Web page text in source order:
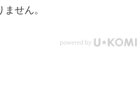
せん。